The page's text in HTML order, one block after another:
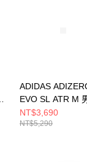
ADIDAS
EVO SL ATR M
步鞋 KK2690
NT$3,690
NT$5,290